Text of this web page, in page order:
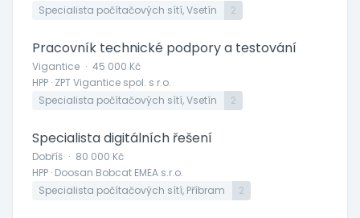
Specialista počítačových sítí, Vsetín
2
Pracovník technické podpory a testování
Vigantice · 45 000 Kč
HPP · ZPT Vigantice spol. s r.o.
Specialista počítačových sítí, Vsetín
2
Specialista digitálních řešení
Dobříš · 80 000 Kč
HPP · Doosan Bobcat EMEA s.r.o.
Specialista počítačových sítí, Příbram
2